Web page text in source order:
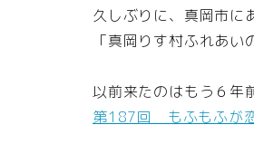
久しぶりに、真岡市に
「真岡りす村ふれあ
以前来たのはもう６年
第187回 もふもふが